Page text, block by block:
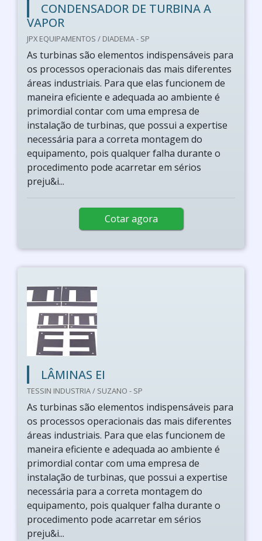
CONDENSADOR DE TURBINA A
VAPOR
JPX EQUIPAMENTOS / DIADEMA - SP
As turbinas são elementos indispensáveis para
os processos operacionais das mais diferentes
áreas industriais. Para que elas funcionem de
maneira eficiente e adequada ao ambiente é
primordial contar com uma empresa de
instalação de turbinas, que possui a expertise
necessária para a correta montagem do
equipamento, pois qualquer falha durante o
procedimento pode acarretar em sérios
preju&i...
Cotar agora
LÂMINAS EI
TESSIN INDUSTRIA / SUZANO - SP
As turbinas são elementos indispensáveis para
os processos operacionais das mais diferentes
áreas industriais. Para que elas funcionem de
maneira eficiente e adequada ao ambiente é
primordial contar com uma empresa de
instalação de turbinas, que possui a expertise
necessária para a correta montagem do
equipamento, pois qualquer falha durante o
procedimento pode acarretar em sérios
preju&i...